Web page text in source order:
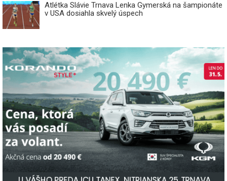
Atlétka Slávie Trnava Lenka Gymerská na šampionáte
v USA dosiahla skvelý úspech